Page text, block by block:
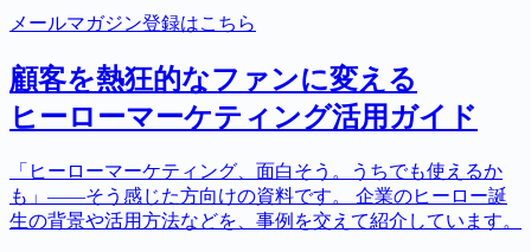
メールマガジン登録はこちら
顧客を熱狂的なファンに変える
ヒーローマーケティング活用ガイド
「ヒーローマーケティング、面白そう。うちでも使えるか
も」――そう感じた方向けの資料です。 企業のヒーロー誕
生の背景や活用方法などを、事例を交えて紹介しています。